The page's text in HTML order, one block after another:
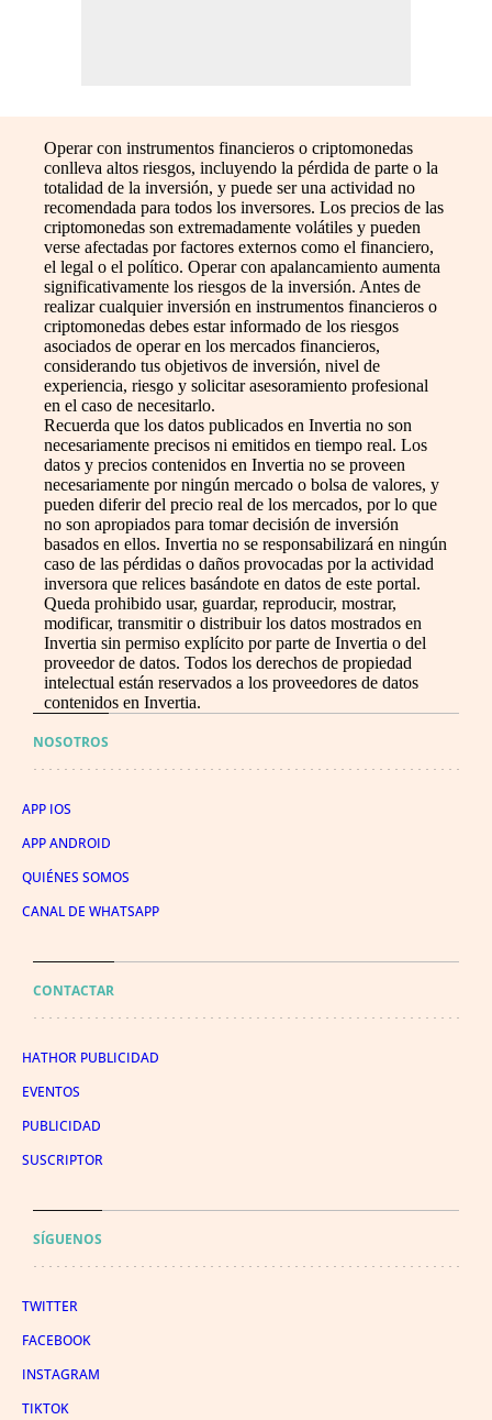
Operar con instrumentos financieros o criptomonedas
conlleva altos riesgos, incluyendo la pérdida de parte o la
totalidad de la inversión, y puede ser una actividad no
recomendada para todos los inversores. Los precios de las
criptomonedas son extremadamente volátiles y pueden
verse afectadas por factores externos como el financiero,
el legal o el político. Operar con apalancamiento aumenta
significativamente los riesgos de la inversión. Antes de
realizar cualquier inversión en instrumentos financieros o
criptomonedas debes estar informado de los riesgos
asociados de operar en los mercados financieros,
considerando tus objetivos de inversión, nivel de
experiencia, riesgo y solicitar asesoramiento profesional
en el caso de necesitarlo.
Recuerda que los datos publicados en Invertia no son
necesariamente precisos ni emitidos en tiempo real. Los
datos y precios contenidos en Invertia no se proveen
necesariamente por ningún mercado o bolsa de valores, y
pueden diferir del precio real de los mercados, por lo que
no son apropiados para tomar decisión de inversión
basados en ellos. Invertia no se responsabilizará en ningún
caso de las pérdidas o daños provocadas por la actividad
inversora que relices basándote en datos de este portal.
Queda prohibido usar, guardar, reproducir, mostrar,
modificar, transmitir o distribuir los datos mostrados en
Invertia sin permiso explícito por parte de Invertia o del
proveedor de datos. Todos los derechos de propiedad
intelectual están reservados a los proveedores de datos
contenidos en Invertia.
NOSOTROS
APP IOS
APP ANDROID
QUIÉNES SOMOS
CANAL DE WHATSAPP
CONTACTAR
HATHOR PUBLICIDAD
EVENTOS
PUBLICIDAD
SUSCRIPTOR
SÍGUENOS
TWITTER
FACEBOOK
INSTAGRAM
TIKTOK